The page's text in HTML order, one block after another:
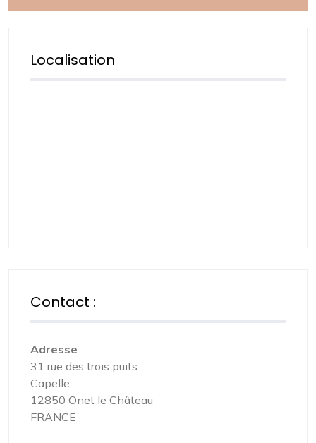
Localisation
Contact :
Adresse
31 rue des trois puits
Capelle
12850 Onet le Château
FRANCE